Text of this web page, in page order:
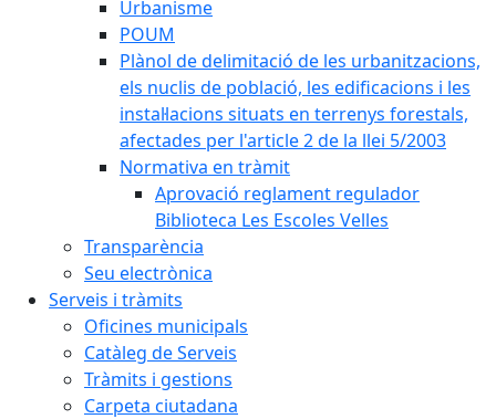
Urbanisme
POUM
Plànol de delimitació de les urbanitzacions,
els nuclis de població, les edificacions i les
instal·lacions situats en terrenys forestals,
afectades per l'article 2 de la llei 5/2003
Normativa en tràmit
Aprovació reglament regulador
Biblioteca Les Escoles Velles
Transparència
Seu electrònica
Serveis i tràmits
Oficines municipals
Catàleg de Serveis
Tràmits i gestions
Carpeta ciutadana